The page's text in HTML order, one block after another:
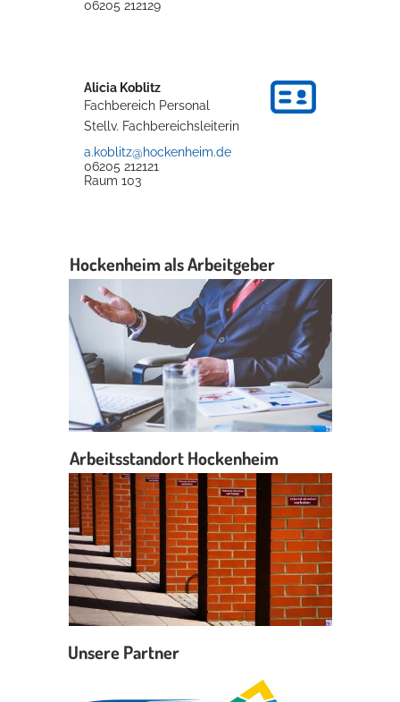
06205 212129
Alicia Koblitz
Fachbereich Personal
Stellv. Fachbereichsleiterin
a.koblitz@hockenheim.de
06205 212121
Raum 103
Hockenheim als Arbeitgeber
Arbeitsstandort Hockenheim
Unsere Partner